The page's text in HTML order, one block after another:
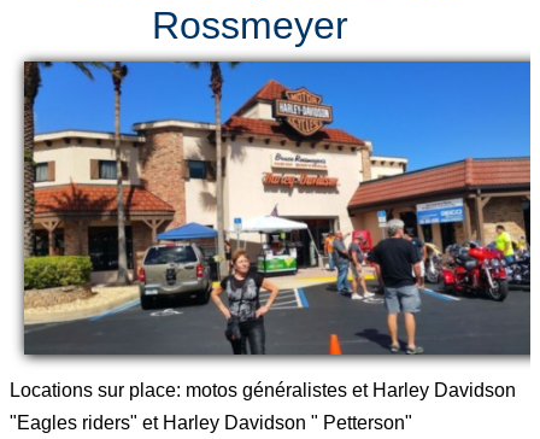
Rossmeyer
Locations sur place: motos généralistes et Harley Davidson
"Eagles riders" et Harley Davidson " Petterson"